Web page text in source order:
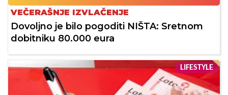
VEČERAŠNJE IZVLAČENJE
Dovoljno je bilo pogoditi NIŠTA: Sretnom
dobitniku 80.000 eura
LIFESTYLE